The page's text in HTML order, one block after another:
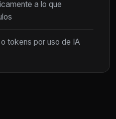
a lo que
tokens por uso de IA